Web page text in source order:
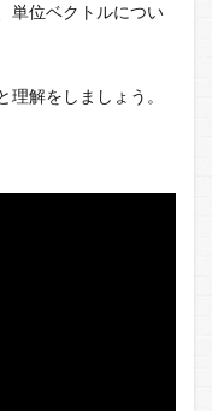
単位ベクトルについ
解をしましょう。